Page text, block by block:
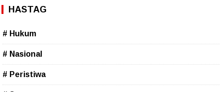
HASTAG
# Hukum
# Nasional
# Peristiwa